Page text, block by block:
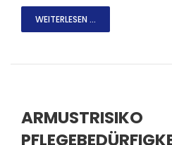
WEITERLESEN ...
ARMUSTRISIKO